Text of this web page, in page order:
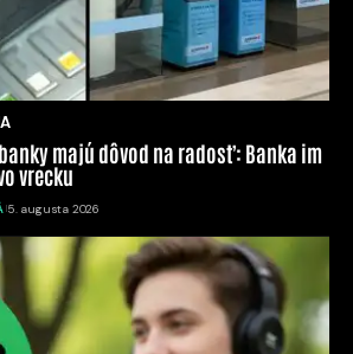
majú dôvod na radosť: Banka im
vrecku
5. augusta 2026